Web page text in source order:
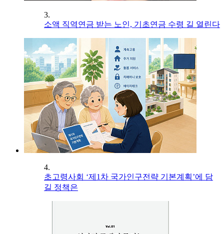
3.
소액 직역연금 받는 노인, 기초연금 수령 길 열린다
4.
초고령사회 ‘제1차 국가인구전략 기본계획’에 담
길 정책은